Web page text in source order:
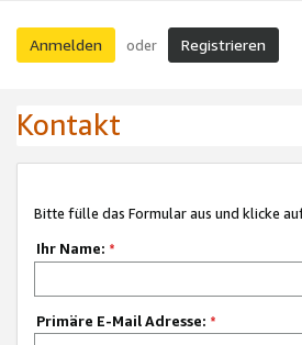
Anmelden oder Registrieren
Kontakt
Bitte fülle das Formular aus und klicke
Ihr Name: *
Primäre E-Mail Adresse: *